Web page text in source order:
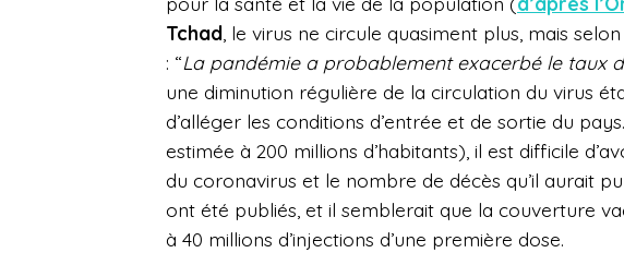
Tchad , le virus ne circule quasiment plus, mais
: “La pandémie a probablement exacerbé le taux
une diminution régulière de la circulation du virus
d’alléger les conditions d’entrée et de sortie du
estimée à 200 millions d’habitants), il est difficile
du coronavirus et le nombre de décès qu’il aurait
ont été publiés, et il semblerait que la couverture
à 40 millions d’injections d’une première dose.